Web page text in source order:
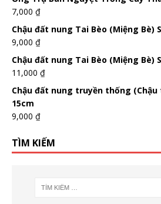
7,000 ₫
Chậu đất nung Tai Bèo (Miệng Bè)
9,000 ₫
Chậu đất nung Tai Bèo (Miệng Bè)
11,000 ₫
Chậu đất nung truyền thống (Chậu
15cm
9,000 ₫
TÌM KIẾM